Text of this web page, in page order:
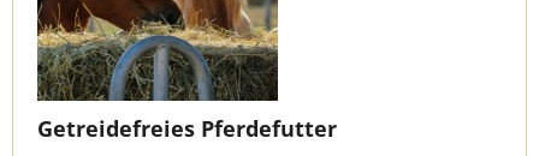
Getreidefreies Pferdefutter